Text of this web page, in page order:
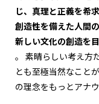
じ、真理と正義を希
創造性を備えた人間
新しい文化の創造を
。 素晴らしい考え方
とも至極当然なこと
の理念をもっとアナ